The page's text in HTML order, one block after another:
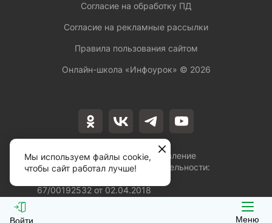
Войти Меню
Лицензия на осуществление
образовательной деятельности:
67/00192532 от 02.04.2018
Согласие на обработку ПД
Согласие на рекламные рассылки
Правила пользования сайтом
Онлайн-школа «Инфоурок» © 2026
Мы используем файлы cookie,
чтобы сайт работал лучше!